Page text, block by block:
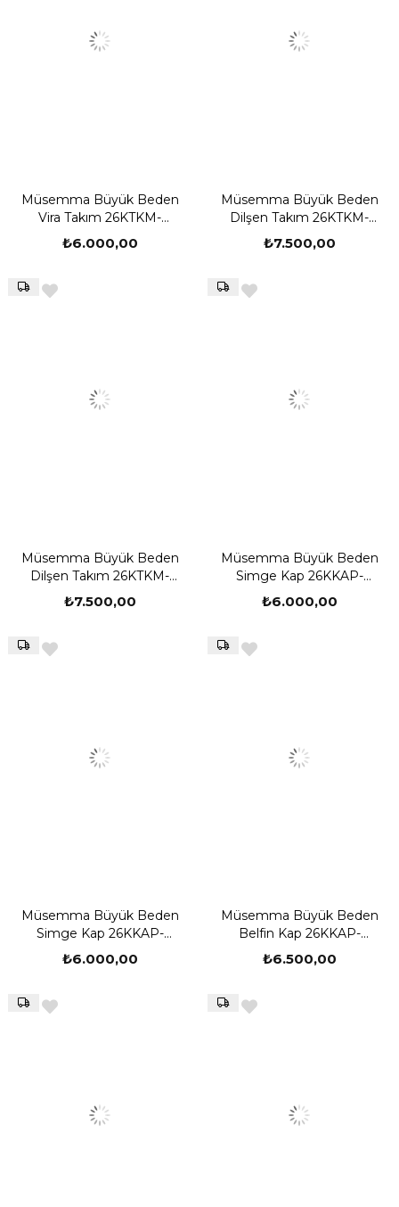
Müsemma Büyük Beden
Vira Takım 26KTKM-
MUS0004
₺6.000,00
Müsemma Büyük Beden
Dilşen Takım 26KTKM-
MUS0006
₺7.500,00
Müsemma Büyük Beden
Dilşen Takım 26KTKM-
MUS0006
₺7.500,00
Müsemma Büyük Beden
Simge Kap 26KKAP-
MUS0001
₺6.000,00
Müsemma Büyük Beden
Simge Kap 26KKAP-
MUS0001
₺6.000,00
Müsemma Büyük Beden
Belfin Kap 26KKAP-
MUS0003
₺6.500,00